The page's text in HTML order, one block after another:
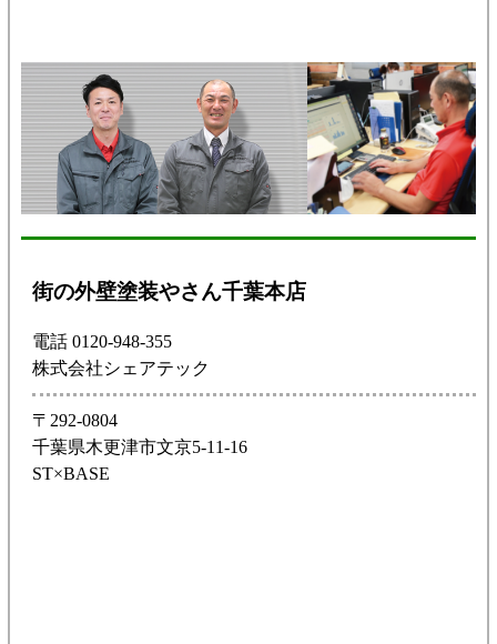
街の外壁塗装やさん千葉本店
電話 0120-948-355
株式会社シェアテック
〒292-0804
千葉県木更津市文京5-11-16
ST×BASE